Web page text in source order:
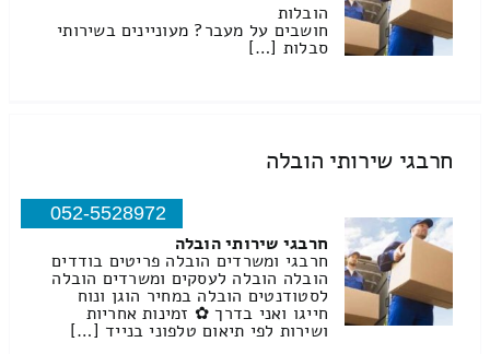
הובלות
חושבים על מעבר? מעוניינים בשירותי
סבלות […]
חרבגי שירותי הובלה
052-5528972
חרבגי שירותי הובלה
חרבגי ומשרדים הובלה פריטים בודדים
הובלה הובלה לעסקים ומשרדים הובלה
לסטודנטים הובלה במחיר הוגן ונוח
חייגו ואני בדרך ✿ זמינות אחריות
ושירות לפי תיאום טלפוני בנייד […]